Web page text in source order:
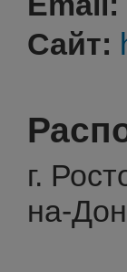
Сайт:
г.
на-